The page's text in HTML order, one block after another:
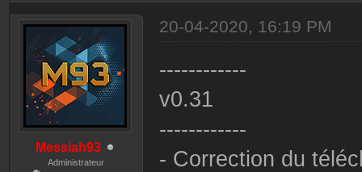
Messiah93
Administrateur
20-04-2020, 16:19 PM
------------
v0.31
------------
- Correction du